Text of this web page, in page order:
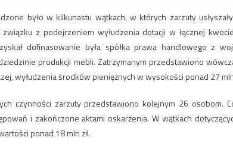
było w kilkunastu wątkach, w których zarzuty
z podejrzeniem wyłudzenia dotacji w łącznej
dofinasowanie była spółka prawa handlowego z
produkcji mebli. Zatrzymanym przedstawiono
wyłudzenia środków pieniężnych w wysokości ponad 27
czynności zarzuty przedstawiono kolejnym 26 osobom.
i zakończone aktami oskarżenia. W wątkach
ponad 18 mln zł.